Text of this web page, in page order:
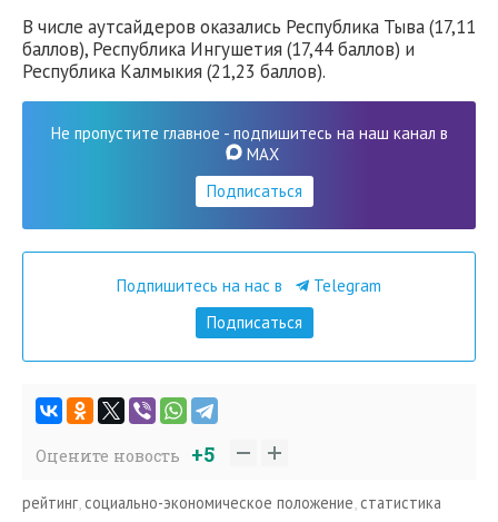
В числе аутсайдеров оказались Республика Тыва (17,11
баллов), Республика Ингушетия (17,44 баллов) и
Республика Калмыкия (21,23 баллов).
Не пропустите главное - подпишитесь на наш канал в
MAX
Подписаться
Подпишитесь на нас в
Telegram
Подписаться
Оцените новость +5
рейтинг, социально-экономическое положение, статистика